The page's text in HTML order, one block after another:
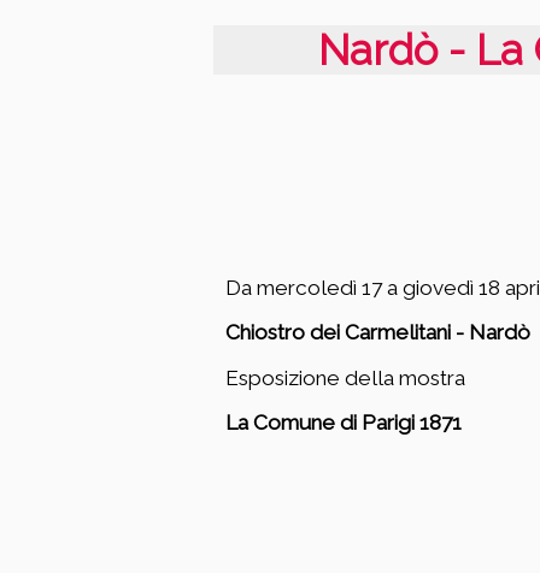
Nardò - La
Da mercoledì 17 a giovedì 18
Chiostro dei Carmelitani - Nardò
Esposizione della mostra
La Comune di Parigi 1871